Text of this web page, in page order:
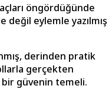
öngördüğünde
eylemle yazılmış
derinden pratik
gerçekten
güvenin temeli.